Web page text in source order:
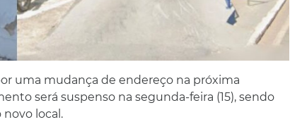
uma mudança de endereço na próxima
será suspenso na segunda-feira (15), sendo
local.